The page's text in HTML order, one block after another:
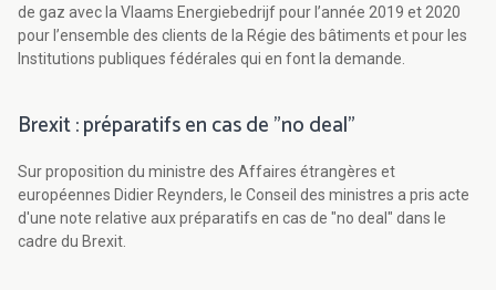
de gaz avec la Vlaams Energiebedrijf pour l’année 2019 et 2020
pour l’ensemble des clients de la Régie des bâtiments et pour les
Institutions publiques fédérales qui en font la demande.
Brexit : préparatifs en cas de "no deal"
Sur proposition du ministre des Affaires étrangères et
européennes Didier Reynders, le Conseil des ministres a pris acte
d'une note relative aux préparatifs en cas de "no deal" dans le
cadre du Brexit.